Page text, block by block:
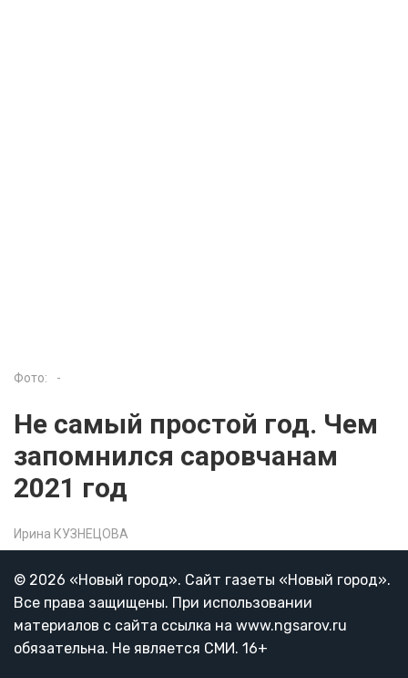
Фото: -
Не самый простой год. Чем
запомнился саровчанам
2021 год
Ирина КУЗНЕЦОВА
© 2026 «Новый город». Cайт газеты «Новый город».
Все права защищены. При использовании
материалов с сайта ссылка на www.ngsarov.ru
обязательна. Не является СМИ. 16+